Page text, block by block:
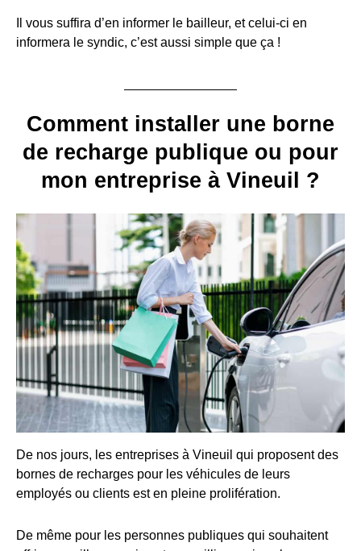
Il vous suffira d’en informer le bailleur, et celui-ci en
informera le syndic, c’est aussi simple que ça !
Comment installer une borne
de recharge publique ou pour
mon entreprise à Vineuil ?
De nos jours, les entreprises à Vineuil qui proposent des
bornes de recharges pour les véhicules de leurs
employés ou clients est en pleine prolifération.
De même pour les personnes publiques qui souhaitent